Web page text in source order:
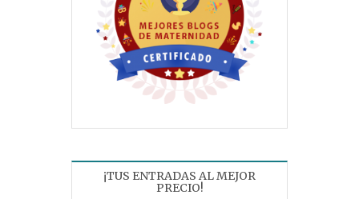
¡TUS ENTRADAS AL MEJOR
PRECIO!